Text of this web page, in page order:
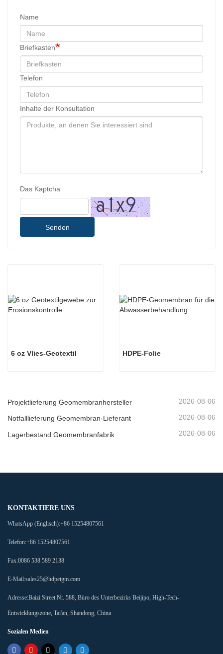
Name
Briefkasten
Telefon
Inhalte der Konsultation
Das Kaptcha
Senden
6 oz Vlies-Geotextil HDPE-Folie
Projektlieferung Geomembranhersteller 2026-08-06
Notfalllieferung Geomembran-Lieferant 2026-08-06
Lagerbestand Geomembranfabrik 2026-08-06
KONTAKTIERE UNS
WhatsApp (Englisch):+86 15254807561
Telefon:+86 15254807561
Fax:0086 538 589 2138
E-Mail:sales25@hdpetgm.com
Adresse:Baizi Street Nr. 588, Büro des Unterbezirks Beijipo, High-Tech-
Entwicklungszone, Tai'an, Shandong, China
Sozialen Medien